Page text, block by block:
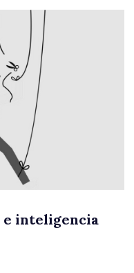
e inteligencia